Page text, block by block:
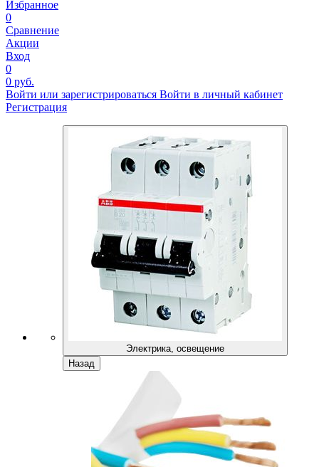
Избранное
0
Сравнение
Акции
Вход
0
0 руб.
Войти или зарегистрироваться Войти в личный кабинет
Регистрация
Электрика, освещение
Назад